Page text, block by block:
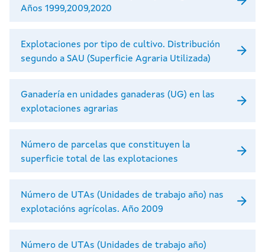
Años 1999,2009,2020
Explotaciones por tipo de cultivo. Distribución
segundo a SAU (Superficie Agraria Utilizada)
Ganadería en unidades ganaderas (UG) en las
explotaciones agrarias
Número de parcelas que constituyen la
superficie total de las explotaciones
Número de UTAs (Unidades de trabajo año) nas
explotacións agrícolas. Año 2009
Número de UTAs (Unidades de trabajo año)